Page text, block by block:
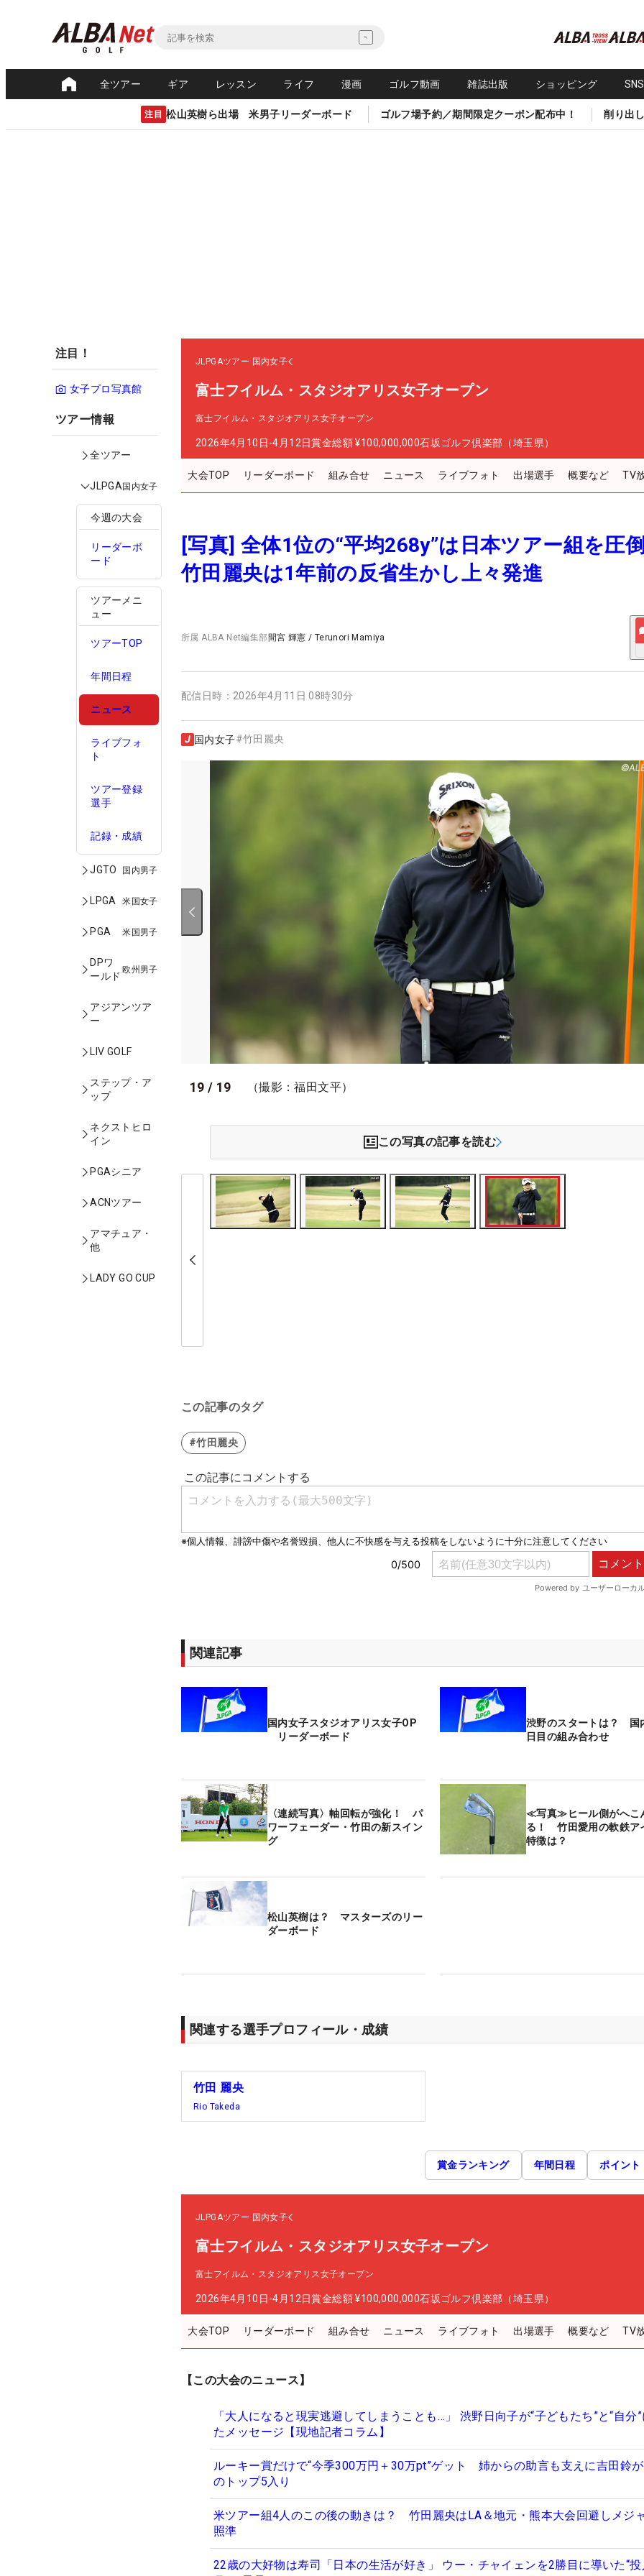
全ツアー ギア レッスン ライフ 漫画 ゴルフ動画 雑誌出版 ショッピング
注目 松山英樹ら出場 米男子リーダーボード ゴルフ場予約／期間限定クーポン配布中！ 削り出
注目！
女子プロ写真館
ツアー情報
全ツアー
JLPGA国内女子
今週の大会
リーダーボ
ード
ツアーメニ
ュー
ツアーTOP
年間日程
ニュース
ライブフォ
ト
ツアー登録
選手
記録・成績
JGTO 国内男子
LPGA 米国女子
PGA 米国男子
DPワ
ールド
欧州男子
アジアンツア
ー
LIV GOLF
ステップ・ア
ップ
ネクストヒロ
イン
PGAシニア
ACNツアー
アマチュア・
他
LADY GO CUP
JLPGAツアー 国内女子
富士フイルム・スタジオアリス女子オープン
富士フイルム・スタジオアリス女子オープン
2026年4月10日-4月12日賞金総額 ¥100,000,000石坂ゴルフ倶楽部（埼玉県）
大会TOP リーダーボード 組み合せ ニュース ライブフォト 出場選手 概要など TV
[写真] 全体1位の“平均268y”は日本ツアー組を
竹田麗央は1年前の反省生かし上々発進
所属ALBA Net編集部間宮 輝憲 / Terunori Mamiya
配信日時： 2026年4月11日 08時30分
国内女子#竹田麗央
19 / 19 （撮影：福田文平）
この写真の記事を読む
この記事のタグ
#竹田麗央
関連記事
国内女子スタジオアリス女子OP
リーダーボード
渋野のスタートは？ 国
日目の組み合わせ
〈連続写真〉軸回転が強化！ パ
ワーフェーダー・竹田の新スイン
グ
≪写真≫ヒール側がへこ
る！ 竹田愛用の軟鉄ア
特徴は？
松山英樹は？ マスターズのリー
ダーボード
関連する選手プロフィール・成績
竹田 麗央
Rio Takeda
賞金ランキング 年間日程 ポイント
JLPGAツアー 国内女子
富士フイルム・スタジオアリス女子オープン
富士フイルム・スタジオアリス女子オープン
2026年4月10日-4月12日賞金総額 ¥100,000,000石坂ゴルフ倶楽部（埼玉県）
大会TOP リーダーボード 組み合せ ニュース ライブフォト 出場選手 概要など TV
【この大会のニュース】
「大人になると現実逃避してしまうことも…」 渋野日向子が“子どもたち”と“自分
たメッセージ【現地記者コラム】
ルーキー賞だけで“今季300万円＋30万pt”ゲット 姉からの助言も支えに吉田鈴
のトップ5入り
米ツアー組4人のこの後の動きは？ 竹田麗央はLA＆地元・熊本大会回避しメジ
照準
22歳の大好物は寿司「日本の生活が好き」 ウー・チャイェンを2勝目に導いた“